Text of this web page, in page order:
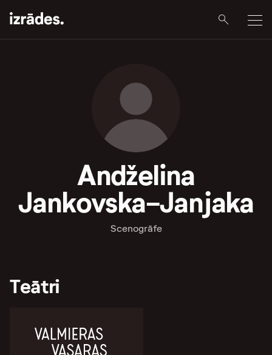
Andželina
Jankovska-Janjaka
Scenogrāfe
Teātri